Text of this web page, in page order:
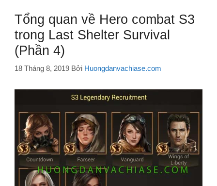
Tổng quan về Hero combat S3
trong Last Shelter Survival
(Phần 4)
18 Tháng 8, 2019 Bởi Huongdanvachiase.com